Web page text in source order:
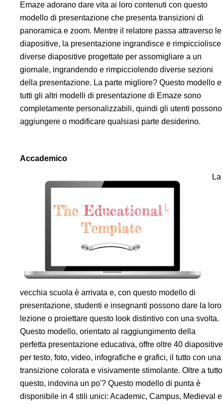
Emaze adorano dare vita ai loro contenuti con questo
modello di presentazione che presenta transizioni di
panoramica e zoom. Mentre il relatore passa attraverso le
diapositive, la presentazione ingrandisce e rimpicciolisce
diverse diapositive progettate per assomigliare a un
giornale, ingrandendo e rimpicciolendo diverse sezioni
della presentazione. La parte migliore? Questo modello e
tutti gli altri modelli di presentazione di Emaze sono
completamente personalizzabili, quindi gli utenti possono
aggiungere o modificare qualsiasi parte desiderino.
Accademico
La
vecchia scuola è arrivata e, con questo modello di
presentazione, studenti e insegnanti possono dare la loro
lezione o proiettare questo look distintivo con una svolta.
Questo modello, orientato al raggiungimento della
perfetta presentazione educativa, offre oltre 40 diapositive
per testo, foto, video, infografiche e grafici, il tutto con una
transizione colorata e visivamente stimolante. Oltre a tutto
questo, indovina un po'? Questo modello di punta è
disponibile in 4 stili unici: Academic, Campus, Medieval e